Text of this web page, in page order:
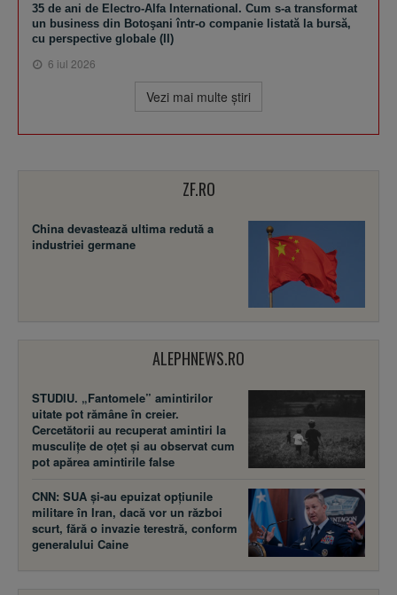
35 de ani de Electro-Alfa International. Cum s-a transformat
un business din Botoşani într-o companie listată la bursă,
cu perspective globale (II)
6 iul 2026
Vezi mai multe ştiri
ZF.RO
China devastează ultima redută a
industriei germane
ALEPHNEWS.RO
STUDIU. „Fantomele” amintirilor
uitate pot rămâne în creier.
Cercetătorii au recuperat amintiri la
musculițe de oțet și au observat cum
pot apărea amintirile false
CNN: SUA şi-au epuizat opțiunile
militare în Iran, dacă vor un război
scurt, fără o invazie terestră, conform
generalului Caine